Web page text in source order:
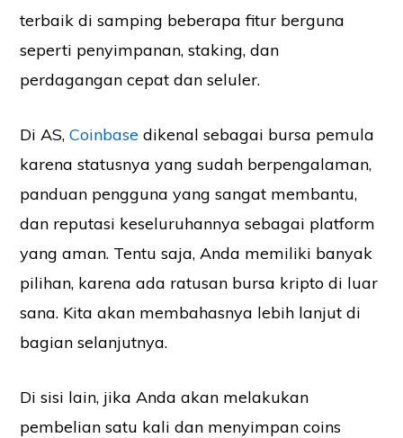
terbaik di samping beberapa fitur berguna
seperti penyimpanan, staking, dan
perdagangan cepat dan seluler.
Di AS,Coinbase dikenal sebagai bursa pemula
karena statusnya yang sudah berpengalaman,
panduan pengguna yang sangat membantu,
dan reputasi keseluruhannya sebagai platform
yang aman. Tentu saja, Anda memiliki banyak
pilihan, karena ada ratusan bursa kripto di luar
sana. Kita akan membahasnya lebih lanjut di
bagian selanjutnya.
Di sisi lain, jika Anda akan melakukan
pembelian satu kali dan menyimpan coins